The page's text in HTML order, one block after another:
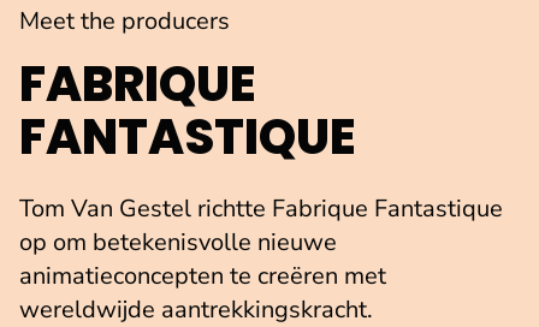
FABRIQUE
FANTASTIQUE
Meet the producers
Tom Van Gestel richtte Fabrique Fantastique
op om betekenisvolle nieuwe
animatieconcepten te creëren met
wereldwijde aantrekkingskracht.